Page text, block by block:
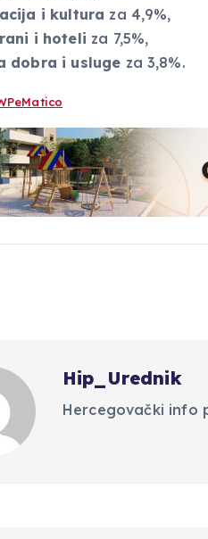
i kultura za 4,9%,
i hoteli za 7,5%,
dobra i usluge za 3,8%.
Hip_Urednik
Hercegovački info